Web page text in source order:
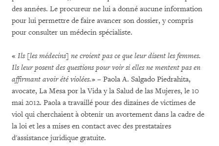
des années. Le procureur ne lui a donné aucune information
pour lui permettre de faire avancer son dossier, y compris
pour consulter un médecin spécialiste.
« Ils [les médecins] ne croient pas ce que leur disent les femmes.
Ils leur posent des questions pour voir si elles ne mentent pas en
affirmant avoir été violées.» – Paola A. Salgado Piedrahita,
avocate, La Mesa por la Vida y la Salud de las Mujeres, le 10
mai 2012. Paola a travaillé pour des dizaines de victimes de
viol qui cherchaient à obtenir un avortement dans la cadre de
la loi et les a mises en contact avec des prestataires
d'assistance juridique gratuite.